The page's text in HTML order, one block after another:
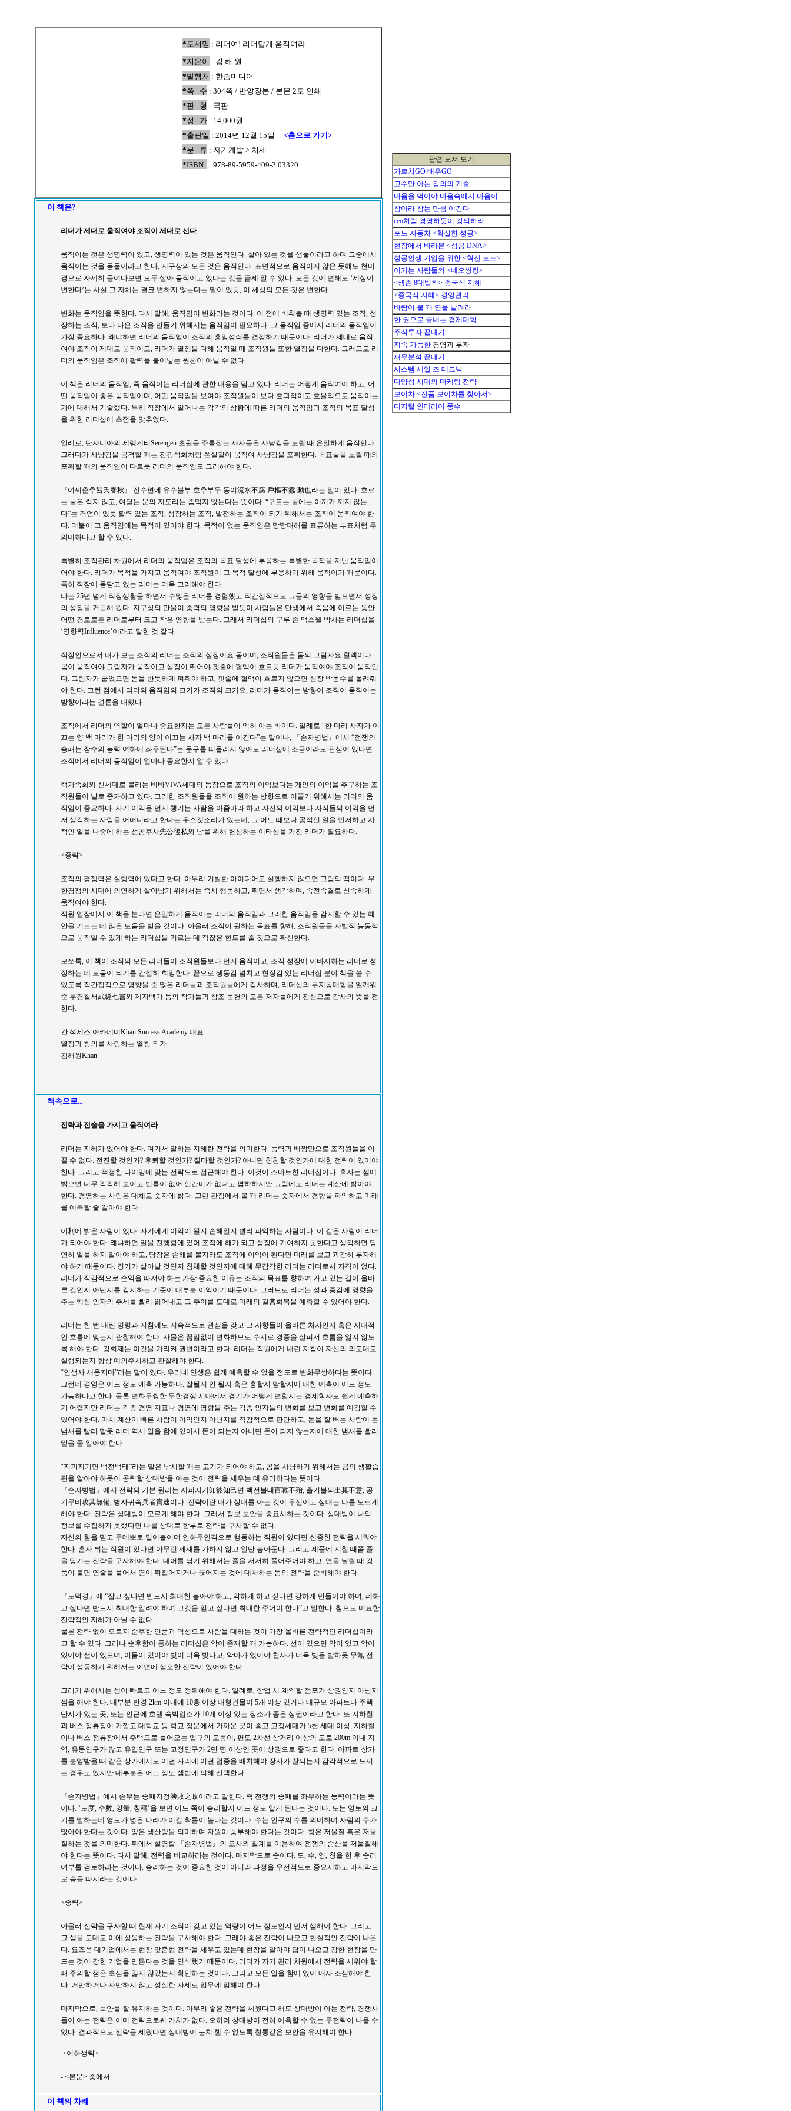
*도서명 : 리더여! 리더답게 움직여라
*지은이 : 김 해 원
*발행처 : 한솜미디어
*쪽 수 : 304쪽 / 반양장본 / 본문 2도 인쇄
*판 형 : 국판
*정 가: 14,000원
*출판일 : 2014년 12월 15일
<홈으로 가기>
*분 류 : 자기계발 > 처세
*ISBN : 978-89-5959-409-2 03320
이 책은?
리더가 제대로 움직여야 조직이 제대로 선다
움직이는 것은 생명력이 있고, 생명력이 있는 것은 움직인다. 살아 있는 것을 생물이라고 하며 그중에서
움직이는 것을 동물이라고 한다. 지구상의 모든 것은 움직인다. 표면적으로 움직이지 않은 듯해도 현미
경으로 자세히 들여다보면 모두 살아 움직이고 있다는 것을 금세 알 수 있다. 모든 것이 변해도 ‘세상이
변한다’는 사실 그 자체는 결코 변하지 않는다는 말이 있듯, 이 세상의 모든 것은 변한다.
변화는 움직임을 뜻한다. 다시 말해, 움직임이 변화라는 것이다. 이 점에 비춰볼 때 생명력 있는 조직, 성
장하는 조직, 보다 나은 조직을 만들기 위해서는 움직임이 필요하다. 그 움직임 중에서 리더의 움직임이
가장 중요하다. 왜냐하면 리더의 움직임이 조직의 흥망성쇠를 결정하기 때문이다. 리더가 제대로 움직
여야 조직이 제대로 움직이고, 리더가 열정을 다해 움직일 때 조직원들 또한 열정을 다한다. 그러므로 리
더의 움직임은 조직에 활력을 불어넣는 원천이 아닐 수 없다.
이 책은 리더의 움직임, 즉 움직이는 리더십에 관한 내용을 담고 있다. 리더는 어떻게 움직여야 하고, 어
떤 움직임이 좋은 움직임이며, 어떤 움직임을 보여야 조직원들이 보다 효과적이고 효율적으로 움직이는
가에 대해서 기술했다. 특히 직장에서 일어나는 각각의 상황에 따른 리더의 움직임과 조직의 목표 달성
을 위한 리더십에 초점을 맞추었다.
일례로, 탄자니아의 세렝게티Serengeti 초원을 주름잡는 사자들은 사냥감을 노릴 때 은밀하게 움직인다.
그러다가 사냥감을 공격할 때는 전광석화처럼 쏜살같이 움직여 사냥감을 포획한다. 목표물을 노릴 때와
포획할 때의 움직임이 다르듯 리더의 움직임도 그러해야 한다.
『여씨춘추呂氏春秋』 진수편에 유수불부 호추부두 동야流水不腐 戶樞不蠹 動也라는 말이 있다. 흐르
는 물은 썩지 않고, 여닫는 문의 지도리는 좀먹지 않는다는 뜻이다. “구르는 돌에는 이끼가 끼지 않는
다”는 격언이 있듯 활력 있는 조직, 성장하는 조직, 발전하는 조직이 되기 위해서는 조직이 움직여야 한
다. 더불어 그 움직임에는 목적이 있어야 한다. 목적이 없는 움직임은 망망대해를 표류하는 부표처럼 무
의미하다고 할 수 있다.
특별히 조직관리 차원에서 리더의 움직임은 조직의 목표 달성에 부응하는 특별한 목적을 지닌 움직임이
어야 한다. 리더가 목적을 가지고 움직여야 조직원이 그 목적 달성에 부응하기 위해 움직이기 때문이다.
특히 직장에 몸담고 있는 리더는 더욱 그러해야 한다.
나는 25년 넘게 직장생활을 하면서 수많은 리더를 경험했고 직간접적으로 그들의 영향을 받으면서 성장
의 성장을 거듭해 왔다. 지구상의 만물이 중력의 영향을 받듯이 사람들은 탄생에서 죽음에 이르는 동안
어떤 경로로든 리더로부터 크고 작은 영향을 받는다. 그래서 리더십의 구루 존 맥스웰 박사는 리더십을
‘영향력Influence’이라고 말한 것 같다.
직장인으로서 내가 보는 조직의 리더는 조직의 심장이요 몸이며, 조직원들은 몸의 그림자요 혈액이다.
몸이 움직여야 그림자가 움직이고 심장이 뛰어야 핏줄에 혈액이 흐르듯 리더가 움직여야 조직이 움직인
다. 그림자가 굽었으면 몸을 반듯하게 펴줘야 하고, 핏줄에 혈액이 흐르지 않으면 심장 박동수를 올려줘
야 한다. 그런 점에서 리더의 움직임의 크기가 조직의 크기요, 리더가 움직이는 방향이 조직이 움직이는
방향이라는 결론을 내렸다.
조직에서 리더의 역할이 얼마나 중요한지는 모든 사람들이 익히 아는 바이다. 일례로 “한 마리 사자가 이
끄는 양 백 마리가 한 마리의 양이 이끄는 사자 백 마리를 이긴다”는 말이나, 『손자병법』에서 “전쟁의
승패는 장수의 능력 여하에 좌우된다”는 문구를 떠올리지 않아도 리더십에 조금이라도 관심이 있다면
조직에서 리더의 움직임이 얼마나 중요한지 알 수 있다.
핵가족화와 신세대로 불리는 비바VIVA세대의 등장으로 조직의 이익보다는 개인의 이익을 추구하는 조
직원들이 날로 증가하고 있다. 그러한 조직원들을 조직이 원하는 방향으로 이끌기 위해서는 리더의 움
직임이 중요하다. 자기 이익을 먼저 챙기는 사람을 아줌마라 하고 자신의 이익보다 자식들의 이익을 먼
저 생각하는 사람을 어머니라고 한다는 우스갯소리가 있는데, 그 어느 때보다 공적인 일을 먼저하고 사
적인 일을 나중에 하는 선공후사先公後私와 남을 위해 헌신하는 이타심을 가진 리더가 필요하다.
<중략>
조직의 경쟁력은 실행력에 있다고 한다. 아무리 기발한 아이디어도 실행하지 않으면 그림의 떡이다. 무
한경쟁의 시대에 의연하게 살아남기 위해서는 즉시 행동하고, 뛰면서 생각하며, 속전속결로 신속하게
움직여야 한다.
직원 입장에서 이 책을 본다면 은밀하게 움직이는 리더의 움직임과 그러한 움직임을 감지할 수 있는 혜
안을 기르는 데 많은 도움을 받을 것이다. 아울러 조직이 원하는 목표를 향해, 조직원들을 자발적 능동적
으로 움직일 수 있게 하는 리더십을 기르는 데 적잖은 힌트를 줄 것으로 확신한다.
모쪼록, 이 책이 조직의 모든 리더들이 조직원들보다 먼저 움직이고, 조직 성장에 이바지하는 리더로 성
장하는 데 도움이 되기를 간절히 희망한다. 끝으로 생동감 넘치고 현장감 있는 리더십 분야 책을 쓸 수
있도록 직간접적으로 영향을 준 많은 리더들과 조직원들에게 감사하며, 리더십의 무지몽매함을 일깨워
준 무경칠서武經七書와 제자백가 등의 작가들과 참조 문헌의 모든 저자들에게 진심으로 감사의 뜻을 전
한다.
칸 석세스 아카데미Khan Success Academy 대표
열정과 창의를 사랑하는 열창 작가
김해원Khan
책속으로...
전략과 전술을 가지고 움직여라
리더는 지혜가 있어야 한다. 여기서 말하는 지혜란 전략을 의미한다. 능력과 배짱만으로 조직원들을 이
끌 수 없다. 전진할 것인가? 후퇴할 것인가? 질타할 것인가? 아니면 칭찬할 것인가에 대한 전략이 있어야
한다. 그리고 적정한 타이밍에 맞는 전략으로 접근해야 한다. 이것이 스마트한 리더십이다. 혹자는 셈에
밝으면 너무 팍팍해 보이고 빈틈이 없어 인간미가 없다고 폄하하지만 그럼에도 리더는 계산에 밝아야
한다. 경영하는 사람은 대체로 숫자에 밝다. 그런 관점에서 볼 때 리더는 숫자에서 경향을 파악하고 미래
를 예측할 줄 알아야 한다.
이利에 밝은 사람이 있다. 자기에게 이익이 될지 손해일지 빨리 파악하는 사람이다. 이 같은 사람이 리더
가 되어야 한다. 왜냐하면 일을 진행함에 있어 조직에 해가 되고 성장에 기여하지 못한다고 생각하면 당
연히 일을 하지 말아야 하고, 당장은 손해를 볼지라도 조직에 이익이 된다면 미래를 보고 과감히 투자해
야 하기 때문이다. 경기가 살아날 것인지 침체할 것인지에 대해 무감각한 리더는 리더로서 자격이 없다.
리더가 직감적으로 손익을 따져야 하는 가장 중요한 이유는 조직의 목표를 향하여 가고 있는 길이 올바
른 길인지 아닌지를 감지하는 기준이 대부분 이익이기 때문이다. 그러므로 리더는 성과 증감에 영향을
주는 핵심 인자의 추세를 빨리 읽어내고 그 추이를 토대로 미래의 길흉화복을 예측할 수 있어야 한다.
리더는 한 번 내린 명령과 지침에도 지속적으로 관심을 갖고 그 사항들이 올바른 처사인지 혹은 시대적
인 흐름에 맞는지 관찰해야 한다. 사물은 끊임없이 변화하므로 수시로 경중을 살펴서 흐름을 잃지 않도
록 해야 한다. 강희제는 이것을 가리켜 권변이라고 한다. 리더는 직원에게 내린 지침이 자신의 의도대로
실행되는지 항상 예의주시하고 관찰해야 한다.
“인생사 새옹지마”라는 말이 있다. 우리네 인생은 쉽게 예측할 수 없을 정도로 변화무쌍하다는 뜻이다.
그런데 경영은 어느 정도 예측 가능하다. 잘될지 안 될지 혹은 흥할지 망할지에 대한 예측이 어느 정도
가능하다고 한다. 물론 변화무쌍한 무한경쟁 시대에서 경기가 어떻게 변할지는 경제학자도 쉽게 예측하
기 어렵지만 리더는 각종 경영 지표나 경영에 영향을 주는 각종 인자들의 변화를 보고 변화를 예감할 수
있어야 한다. 마치 계산이 빠른 사람이 이익인지 아닌지를 직감적으로 판단하고, 돈을 잘 버는 사람이 돈
냄새를 빨리 맡듯 리더 역시 일을 함에 있어서 돈이 되는지 아니면 돈이 되지 않는지에 대한 냄새를 빨리
맡을 줄 알아야 한다.
“지피지기면 백전백태”라는 말은 낚시할 때는 고기가 되어야 하고, 곰을 사냥하기 위해서는 곰의 생활습
관을 알아야 하듯이 공략할 상대방을 아는 것이 전략을 세우는 데 유리하다는 뜻이다.
『손자병법』에서 전략의 기본 원리는 지피지기知彼知己면 백전불태百戰不殆, 출기불의出其不意, 공
기무비攻其無備, 병자귀속兵者貴速이다. 전략이란 내가 상대를 아는 것이 우선이고 상대는 나를 모르게
해야 한다. 전략은 상대방이 모르게 해야 한다. 그래서 정보 보안을 중요시하는 것이다. 상대방이 나의
정보를 수집하지 못했다면 나를 상대로 함부로 전략을 구사할 수 없다.
자신의 힘을 믿고 무데뽀로 밀어붙이며 안하무인격으로 행동하는 직원이 있다면 신중한 전략을 세워야
한다. 혼자 튀는 직원이 있다면 아무런 제재를 가하지 않고 일단 놓아둔다. 그리고 제풀에 지칠 때쯤 줄
을 당기는 전략을 구사해야 한다. 대어를 낚기 위해서는 줄을 서서히 풀어주어야 하고, 연을 날릴 때 강
풍이 불면 연줄을 풀어서 연이 뒤집어지거나 끊어지는 것에 대처하는 등의 전략을 준비해야 한다.
『도덕경』에 “잡고 싶다면 반드시 최대한 놓아야 하고, 약하게 하고 싶다면 강하게 만들어야 하며, 폐하
고 싶다면 반드시 최대한 알려야 하며 그것을 얻고 싶다면 최대한 주어야 한다”고 말한다. 참으로 미묘한
전략적인 지혜가 아닐 수 없다.
물론 전략 없이 오로지 순후한 인품과 덕성으로 사람을 대하는 것이 가장 올바른 전략적인 리더십이라
고 할 수 있다. 그러나 순후함이 통하는 리더십은 악이 존재할 때 가능하다. 선이 있으면 악이 있고 악이
있어야 선이 있으며, 어둠이 있어야 빛이 더욱 빛나고, 악마가 있어야 천사가 더욱 빛을 발하듯 무無 전
략이 성공하기 위해서는 이면에 심오한 전략이 있어야 한다.
그러기 위해서는 셈이 빠르고 어느 정도 정확해야 한다. 일례로, 창업 시 계약할 점포가 상권인지 아닌지
셈을 해야 한다. 대부분 반경 2km 이내에 10층 이상 대형건물이 5개 이상 있거나 대규모 아파트나 주택
단지가 있는 곳, 또는 인근에 호텔 숙박업소가 10개 이상 있는 장소가 좋은 상권이라고 한다. 또 지하철
과 버스 정류장이 가깝고 대학교 등 학교 정문에서 가까운 곳이 좋고 고정세대가 5천 세대 이상, 지하철
이나 버스 정류장에서 주택으로 들어오는 입구의 모퉁이, 편도 2차선 삼거리 이상의 도로 200m 이내 지
역, 유동인구가 많고 유입인구 또는 고정인구가 2만 명 이상인 곳이 상권으로 좋다고 한다. 아파트 상가
를 분양받을 때 같은 상가에서도 어떤 자리에 어떤 업종을 배치해야 장사가 잘되는지 감각적으로 느끼
는 경우도 있지만 대부분은 어느 정도 셈법에 의해 선택한다.
『손자병법』에서 손무는 승패지정勝敗之政이라고 말한다. 즉 전쟁의 승패를 좌우하는 능력이라는 뜻
이다. ‘도度, 수數, 양量, 칭稱’을 보면 어느 쪽이 승리할지 어느 정도 알게 된다는 것이다. 도는 영토의 크
기를 말하는데 영토가 넓은 나라가 이길 확률이 높다는 것이다. 수는 인구의 수를 의미하며 사람의 수가
많아야 한다는 것이다. 양은 생산량을 의미하며 자원이 풍부해야 한다는 것이다. 칭은 저울질 혹은 저울
질하는 것을 의미한다. 뒤에서 설명할 『손자병법』의 오사와 칠계를 이용하여 전쟁의 승산을 저울질해
야 한다는 뜻이다. 다시 말해, 전력을 비교하라는 것이다. 마지막으로 승이다. 도, 수, 양, 칭을 한 후 승리
여부를 검토하라는 것이다. 승리하는 것이 중요한 것이 아니라 과정을 우선적으로 중요시하고 마지막으
로 승을 따지라는 것이다.
<중략>
아울러 전략을 구사할 때 현재 자기 조직이 갖고 있는 역량이 어느 정도인지 먼저 셈해야 한다. 그리고
그 셈을 토대로 이에 상응하는 전략을 구사해야 한다. 그래야 좋은 전략이 나오고 현실적인 전략이 나온
다. 요즈음 대기업에서는 현장 맞춤형 전략을 세우고 있는데 현장을 알아야 답이 나오고 강한 현장을 만
드는 것이 강한 기업을 만든다는 것을 인식했기 때문이다. 리더가 자기 관리 차원에서 전략을 세워야 할
때 주의할 점은 초심을 잃지 않았는지 확인하는 것이다. 그리고 모든 일을 함에 있어 매사 조심해야 한
다. 거만하거나 자만하지 않고 성실한 자세로 업무에 임해야 한다.
마지막으로, 보안을 잘 유지하는 것이다. 아무리 좋은 전략을 세웠다고 해도 상대방이 아는 전략, 경쟁사
들이 아는 전략은 이미 전략으로써 가치가 없다. 오히려 상대방이 전혀 예측할 수 없는 무전략이 나을 수
있다. 결과적으로 전략을 세웠다면 상대방이 눈치 챌 수 없도록 철통같은 보안을 유지해야 한다.
<이하생략>
- <본문> 중에서
이 책의 차례
관련 도서 보기
가르치GO 배우GO
고수만 아는 강의의 기술
마음을 먹어야 마음속에서 마음이
참아라 참는 만큼 이긴다
ceo처럼 경영하듯이 강의하라
포드 자동차 <확실한 성공>
현장에서 바라본 <성공 DNA>
성공인생,기업을 위한 <혁신 노트>
이기는 사람들의 <네오씽킹>
<생존 8대법칙> 중국식 지혜
<중국식 지혜> 경영관리
바람이 불 때 연을 날려라
한 권으로 끝내는 경제대학
주식투자 끝내기
지속 가능한 경영과 투자
재무분석 끝내기
시스템 세일 즈 테크닉
다양성 시대의 마케팅 전략
보이차 <진품 보이차를 찾아서>
디지털 인테리어 풍수